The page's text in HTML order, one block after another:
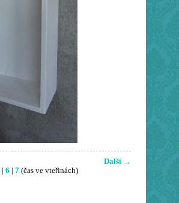
Další →
6 7 (čas ve vteřinách)